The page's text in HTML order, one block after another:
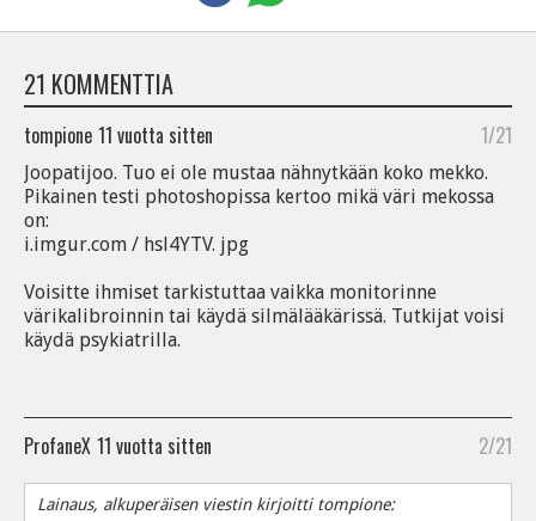
21 KOMMENTTIA
tompione 11 vuotta sitten 1/21
Joopatijoo. Tuo ei ole mustaa nähnytkään koko mekko.
Pikainen testi photoshopissa kertoo mikä väri mekossa
on:
i.imgur.com / hsl4YTV. jpg
Voisitte ihmiset tarkistuttaa vaikka monitorinne
värikalibroinnin tai käydä silmälääkärissä. Tutkijat voisi
käydä psykiatrilla.
ProfaneX 11 vuotta sitten 2/21
Lainaus, alkuperäisen viestin kirjoitti tompione: